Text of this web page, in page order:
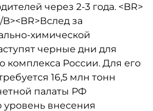
через 2-3 года. <BR>
за
химической
черные дни для
России. Для его
16,5 млн тонн
палаты РФ
уровень внесения